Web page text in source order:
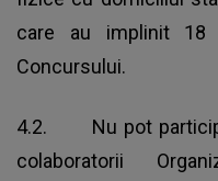
care au implinit 18
Concursului.
4.2. Nu pot
colaboratorii